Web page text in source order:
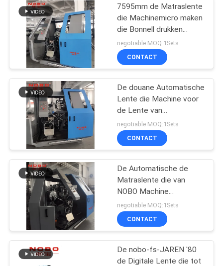
7595mm de Matraslente
die Machinemicro maken
die Bonnell drukken
Machines opspringen
negotiable MOQ:1Sets
CONTACT
De douane Automatische
Lente die Machine voor
de Lente van
Matrasbonnell maken
negotiable MOQ:1Sets
CONTACT
De Automatische de
Matraslente die van
NOBO Machine
80pcs/Min maken
negotiable MOQ:1Sets
CONTACT
De nobo-fs-JAREN '80
de Digitale Lente die tot